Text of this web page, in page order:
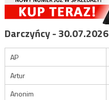
Darczyńcy - 30.07.2026
AP
Artur
Anonim